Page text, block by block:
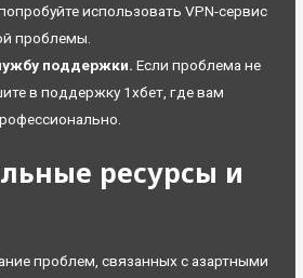
использовать VPN-сервис
проблемы.
поддержки. Если проблема не
в поддержку 1хбет, где вам
ресурсы и
проблем, связанных с азартными